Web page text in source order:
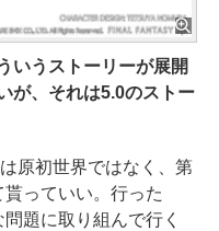
うストーリーが展開
が、それは5.0のストー
原初世界ではなく、第
っていい。行った
題に取り組んで行く